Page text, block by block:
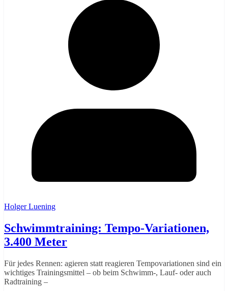
Holger Luening
Schwimmtraining: Tempo-Variationen,
3.400 Meter
Für jedes Rennen: agieren statt reagieren Tempovariationen sind ein
wichtiges Trainingsmittel – ob beim Schwimm-, Lauf- oder auch
Radtraining –